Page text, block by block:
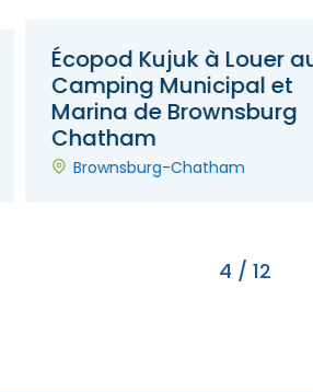
Écopod Kujuk à Louer
Camping Municipal et
Marina de Brownsburg
Chatham
Brownsburg-Chatham
4 / 12